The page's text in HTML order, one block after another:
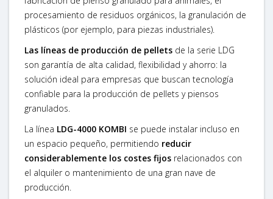
procesamiento de residuos orgánicos, la granulación de
plásticos (por ejemplo, para piezas industriales).
Las líneas de producción de pellets de la serie LDG
son garantía de alta calidad, flexibilidad y ahorro: la
solución ideal para empresas que buscan tecnología
confiable para la producción de pellets y piensos
granulados.
La línea LDG-4000 KOMBI se puede instalar incluso en
un espacio pequeño, permitiendo reducir
considerablemente los costes fijos relacionados con
el alquiler o mantenimiento de una gran nave de
producción.